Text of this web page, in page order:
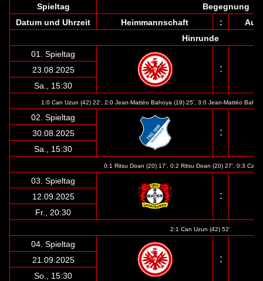
Spieltag
Begegnung
Datum und Uhrzeit
Heimmannschaft :
Hinrunde
01. Spieltag
:
23.08.2025
Sa., 15:30
1:0 Can Uzun (42) 22', 2:0 Jean-Mattéo Bahoya (19) 25', 3:0 Jean-Mattéo
02. Spieltag
:
30.08.2025
Sa., 15:30
0:1 Ritsu Doan (20) 17', 0:2 Ritsu Doan (20) 27', 0:3 Can
03. Spieltag
:
12.09.2025
Fr., 20:30
2:1 Can Uzun (42) 52'
04. Spieltag
:
21.09.2025
So., 15:30